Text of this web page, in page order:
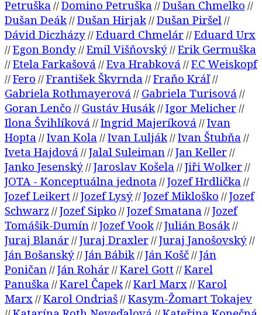
Petruška //Domino Petruška //Dušan Chmelko //
Dušan Deák//Dušan Hirjak//Dušan Piršel //
Dávid Diczházy//Eduard Chmelár//Eduard Urx
//Egon Bondy//Emil Višňovský//Erik Germuška
//Etela Farkašová //Eva Hrabková //F.C Weiskopf
//Fero //František Škvrnda //Fraňo Kráľ//
Gabriela Rothmayerová // Gabriela Turisová //
Goran Lenčo // Gustáv Husák//Igor Melicher//
Ilona Švihlíková //Ingrid Majeríková //Ivan
Hopta //Ivan Kola //Ivan Lulják//Ivan Štubňa //
Iveta Hajdová //Jalal Suleiman //Jan Keller//
Janko Jesenský//Jaroslav Košela //Jiři Wolker//
JOTA - Konceptuálna jednota //Jozef Hrdlička //
Jozef Leikert //Jozef Lysý//Jozef Mikloško //Jozef
Schwarz //Jozef Sipko //Jozef Smatana //Jozef
Tomášik-Dumín //Jozef Vook//Julián Bosák//
Juraj Blanár//Juraj Draxler//Juraj Janošovský//
Ján Bošanský//Ján Bábik//Ján Košč//Ján
Poničan //Ján Rohár//Karel Gott //Karel
Panuška //Karel Čapek//Karl Marx //Karol
Marx //Karol Ondriaš//Kasym-Žomart Tokajev